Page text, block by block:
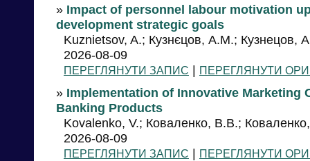
» Impact of personnel labour motivation
development strategic goals
Kuznietsov, A.; Кузнєцов, А.М.; Кузнецов,
2026-08-09
ПЕРЕГЛЯНУТИ ЗАПИС | ПЕРЕГЛЯНУТИ
» Implementation of Innovative Marketing
Banking Products
Kovalenko, V.; Коваленко, В.В.;
2026-08-09
ПЕРЕГЛЯНУТИ ЗАПИС | ПЕРЕГЛЯНУТИ